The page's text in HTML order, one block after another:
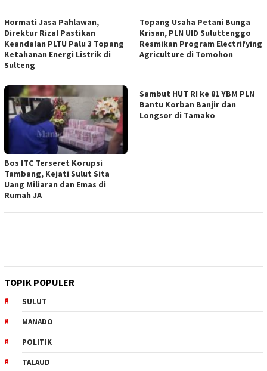
Hormati Jasa Pahlawan,
Direktur Rizal Pastikan
Keandalan PLTU Palu 3 Topang
Ketahanan Energi Listrik di
Sulteng
Topang Usaha Petani Bunga
Krisan, PLN UID Suluttenggo
Resmikan Program Electrifying
Agriculture di Tomohon
Bos ITC Terseret Korupsi
Tambang, Kejati Sulut Sita
Uang Miliaran dan Emas di
Rumah JA
Sambut HUT RI ke 81 YBM PLN
Bantu Korban Banjir dan
Longsor di Tamako
TOPIK POPULER
SULUT
MANADO
POLITIK
TALAUD